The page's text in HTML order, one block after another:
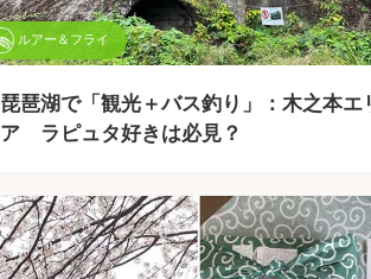
ルアー＆フライ
琵琶湖で「観光＋バス釣り」：木之本エ
ア ラピュタ好きは必見？